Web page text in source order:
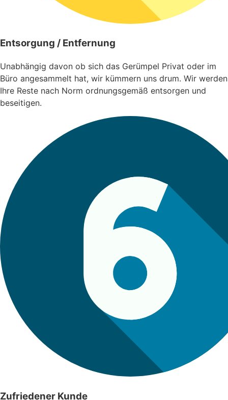
Entsorgung / Entfernung
Unabhängig davon ob sich das Gerümpel Privat oder im
Büro angesammelt hat, wir kümmern uns drum. Wir werden
Ihre Reste nach Norm ordnungsgemäß entsorgen und
beseitigen.
Zufriedener Kunde